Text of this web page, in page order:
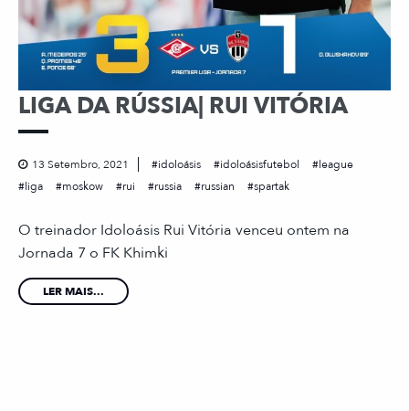
LIGA DA RÚSSIA| RUI VITÓRIA
13 Setembro, 2021 idoloásis idoloásisfutebol
league
liga
moskow rui russia russian spartak
O treinador Idoloásis Rui Vitória venceu ontem na
Jornada 7 o FK Khimki
LER MAIS...